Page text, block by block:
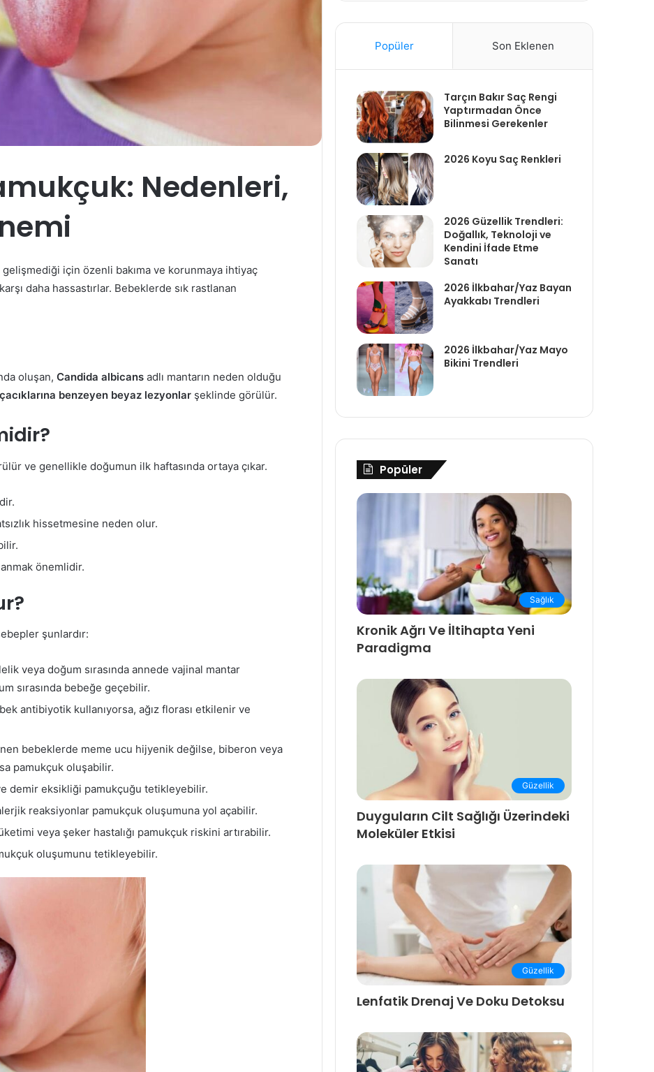
Nedenleri,
gelişmediği için özenli bakıma ve korunmaya ihtiyaç
daha hassastırlar. Bebeklerde sık rastlanan
oluşan, Candida albicans adlı mantarın neden olduğu
benzeyen beyaz lezyonlar şeklinde görülür.
ve genellikle doğumun ilk haftasında ortaya çıkar.
hissetmesine neden olur.
önemlidir.
şunlardır:
veya doğum sırasında annede vajinal mantar
sırasında bebeğe geçebilir.
antibiyotik kullanıyorsa, ağız florası etkilenir ve
bebeklerde meme ucu hijyenik değilse, biberon veya
pamukçuk oluşabilir.
demir eksikliği pamukçuğu tetikleyebilir.
reaksiyonlar pamukçuk oluşumuna yol açabilir.
veya şeker hastalığı pamukçuk riskini artırabilir.
oluşumunu tetikleyebilir.
Popüler Son Eklenen
Tarçın Bakır Saç Rengi
Yaptırmadan Önce
Bilinmesi Gerekenler
2026 Koyu Saç Renkleri
2026 Güzellik Trendleri:
Doğallık, Teknoloji ve
Kendini İfade Etme
Sanatı
2026 İlkbahar/Yaz Bayan
Ayakkabı Trendleri
2026 İlkbahar/Yaz Mayo
Bikini Trendleri
Popüler
Sağlık
Kronik Ağrı Ve İltihapta Yeni
Paradigma
Güzellik
Duyguların Cilt Sağlığı Üzerindeki
Moleküler Etkisi
Güzellik
Lenfatik Drenaj Ve Doku Detoksu